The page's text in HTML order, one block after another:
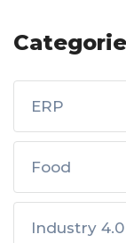
Categorie
ERP
Food
Industry 4.0